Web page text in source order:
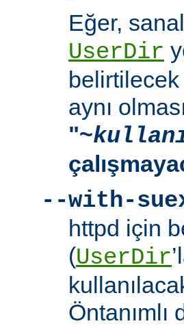
Eğer,
UserDir
aynı
"~
--with-
httpd için
(UserDir
Öntanımlı